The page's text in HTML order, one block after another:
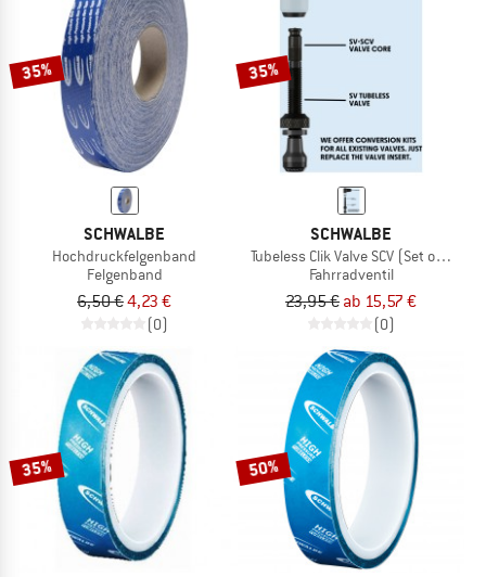
35%
SCHWALBE
Hochdruckfelgenband
Felgenband
6,50 €4,23 €
(0)
35%
SCHWALBE
Tubeless Clik Valve SCV (Set of 2)
Fahrradventil
23,95 € ab 15,57 €
(0)
35% 50%